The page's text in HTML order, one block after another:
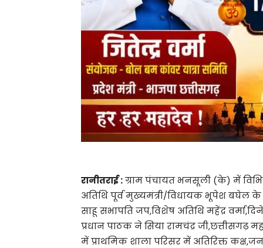
रानीतराई :ग्राम पंचायत भनसूली (के) में
अतिथि पूर्व मुख्यमंत्री/विधायक भूपेश बघेल के
साहू सभापति जप,विशेष अतिथि महेंद्र
प्रधान पाठक ने सिया रामचंद्र जी,छत्तीसगढ़
में प्राथमिक शाला परिसर में अतिरिक्त